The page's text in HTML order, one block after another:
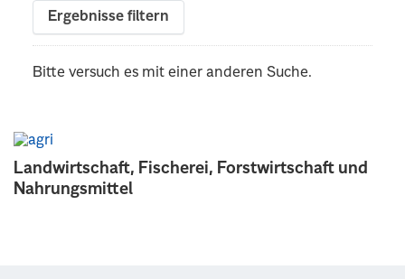
Landwirtschaft, Fischerei, Forstwirtschaft und
Nahrungsmittel
Ergebnisse filtern
Bitte versuch es mit einer anderen Suche.